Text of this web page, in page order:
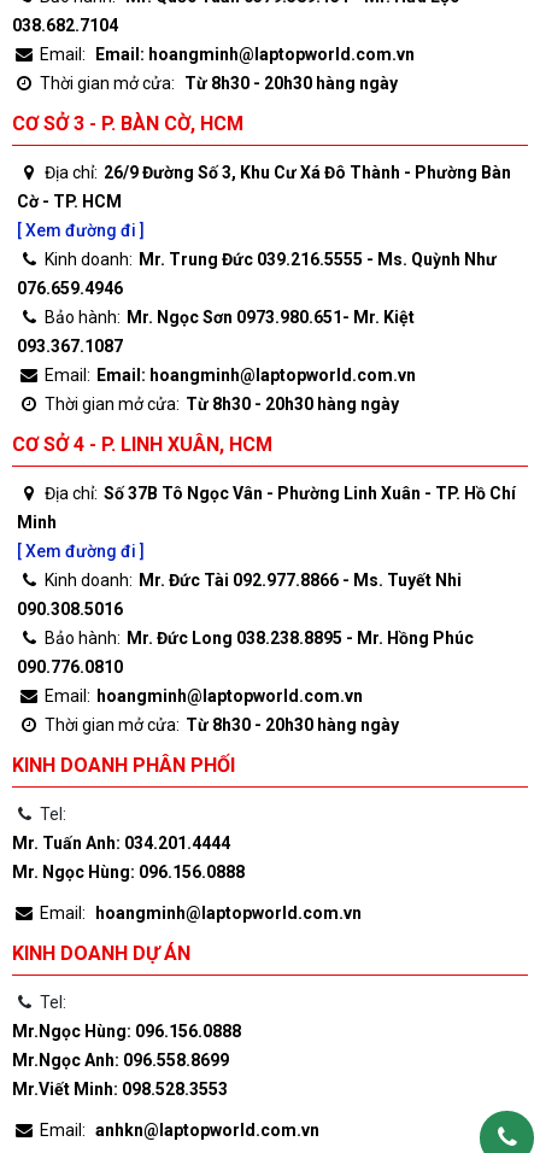
038.682.7104
Email:
Email: hoangminh@laptopworld.com.vn
Thời gian mở cửa:
Từ 8h30 - 20h30 hàng ngày
CƠ SỞ 3 - P. BÀN CỜ, HCM
Địa chỉ: 26/9 Đường Số 3, Khu Cư Xá Đô Thành - Phường Bàn
Cờ - TP. HCM
[ Xem đường đi ]
Kinh doanh: Mr. Trung Đức 039.216.5555 - Ms. Quỳnh Như
076.659.4946
Bảo hành: Mr. Ngọc Sơn 0973.980.651- Mr. Kiệt
093.367.1087
Email: Email: hoangminh@laptopworld.com.vn
Thời gian mở cửa: Từ 8h30 - 20h30 hàng ngày
CƠ SỞ 4 - P. LINH XUÂN, HCM
Địa chỉ: Số 37B Tô Ngọc Vân - Phường Linh Xuân - TP. Hồ Chí
Minh
[ Xem đường đi ]
Kinh doanh: Mr. Đức Tài 092.977.8866 - Ms. Tuyết Nhi
090.308.5016
Bảo hành: Mr. Đức Long 038.238.8895 - Mr. Hồng Phúc
090.776.0810
Email: hoangminh@laptopworld.com.vn
Thời gian mở cửa: Từ 8h30 - 20h30 hàng ngày
KINH DOANH PHÂN PHỐI
Tel:
Mr. Tuấn Anh: 034.201.4444
Mr. Ngọc Hùng: 096.156.0888
Email: hoangminh@laptopworld.com.vn
KINH DOANH DỰ ÁN
Tel:
Mr.Ngọc Hùng: 096.156.0888
Mr.Ngọc Anh: 096.558.8699
Mr.Viết Minh: 098.528.3553
Email: anhkn@laptopworld.com.vn